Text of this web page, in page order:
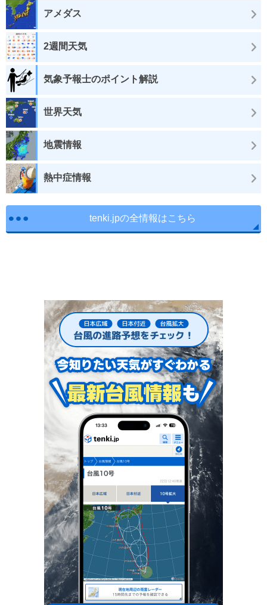
アメダス
2週間天気
気象予報士のポイント解説
世界天気
地震情報
熱中症情報
tenki.jpの全情報はこちら